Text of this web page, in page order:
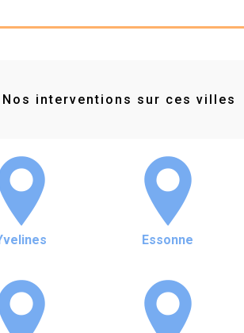
Nos interventions sur ces villes
Essonne